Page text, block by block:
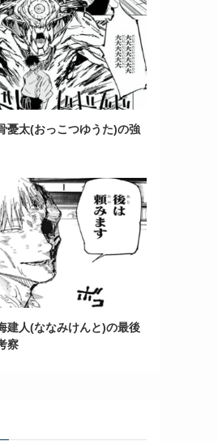
憂太(おっこつゆうた)の強
建人(ななみけんと)の最後
察